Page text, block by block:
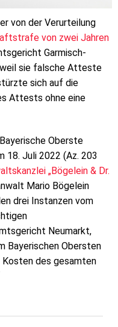
von der Verurteilung
von zwei Jahren
Garmisch-
sie falsche Atteste
sich auf die
Attests ohne eine
Oberste
18. Juli 2022 (Az. 203
„Bögelein & Dr.
Mario Bögelein
drei Instanzen vom
Neumarkt,
Bayerischen Obersten
des gesamten